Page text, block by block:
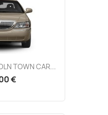
TOWN CAR...
€